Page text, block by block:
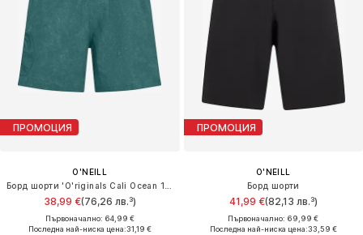
ПРОМОЦИЯ
O'NEILL
38,99 €(76,26 лв.³)
Първоначално: 64,99 €
Последна най-ниска цена:31,19 €
ПРОМОЦИЯ
O'NEILL
Борд шорти
41,99 €(82,13 лв.³)
Първоначално: 69,99 €
Последна най-ниска цена:33,59 €